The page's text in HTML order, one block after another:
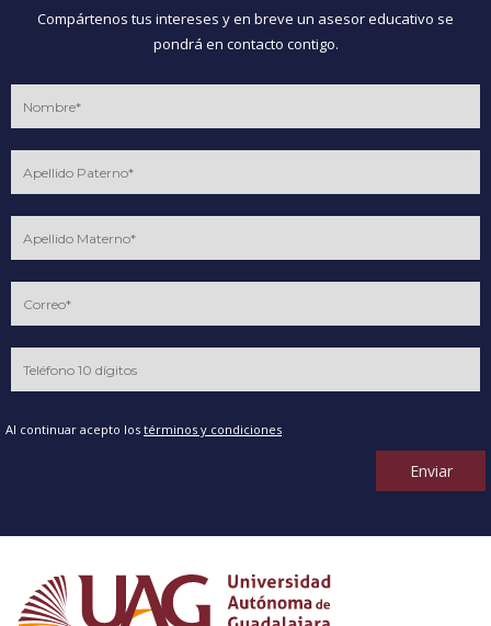
Compártenos tus intereses y en breve un asesor educativo se
pondrá en contacto contigo.
Al continuar acepto los términos y condiciones
Enviar